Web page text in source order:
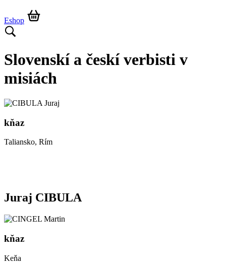
Eshop
Slovenskí a českí verbisti v
misiách
kňaz
Taliansko, Rím
Juraj CIBULA
kňaz
Keňa